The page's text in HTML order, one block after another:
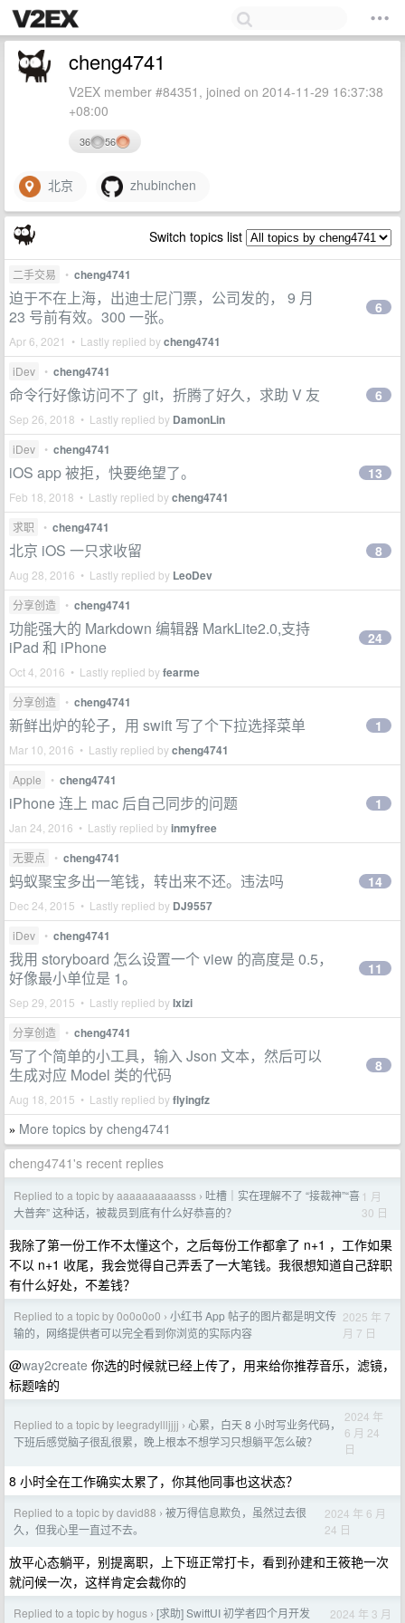
cheng4741
V2EX member #84351, joined on 2014-11-29 16:37:38
+08:00
36 56
北京 zhubinchen
Switch topics list
二手交易 • cheng4741
迫于不在上海，出迪士尼门票，公司发的， 9 月
23 号前有效。300 一张。
Apr 6, 2021 • Lastly replied bycheng4741
6
iDev • cheng4741
命令行好像访问不了 git，折腾了好久，求助 V 友
Sep 26, 2018 • Lastly replied by DamonLin
6
iDev • cheng4741
iOS app 被拒，快要绝望了。
Feb 18, 2018 • Lastly replied bycheng4741
13
求职 • cheng4741
北京 iOS 一只求收留
Aug 28, 2016 • Lastly replied by LeoDev
8
分享创造 • cheng4741
功能强大的 Markdown 编辑器 MarkLite2.0,支持
iPad 和 iPhone
Oct 4, 2016 • Lastly replied byfearme
24
分享创造 • cheng4741
新鲜出炉的轮子，用 swift 写了个下拉选择菜单
Mar 10, 2016 • Lastly replied bycheng4741
1
Apple • cheng4741
iPhone 连上 mac 后自己同步的问题
Jan 24, 2016 • Lastly replied byinmyfree
1
无要点 • cheng4741
蚂蚁聚宝多出一笔钱，转出来不还。违法吗
Dec 24, 2015 • Lastly replied by DJ9557
14
iDev • cheng4741
我用 storyboard 怎么设置一个 view 的高度是 0.5，
好像最小单位是 1。
Sep 29, 2015 • Lastly replied byIxizi
11
分享创造 • cheng4741
写了个简单的小工具，输入 Json 文本，然后可以
生成对应 Model 类的代码
Aug 18, 2015 • Lastly replied byflyingfz
8
» More topics by cheng4741
cheng4741's recent replies
Replied to a topic by aaaaaaaaaasss › 吐槽｜实在理解不了 “接裁神”“喜
大普奔” 这种话，被裁员到底有什么好恭喜的？
1 月
30 日
我除了第一份工作不太懂这个，之后每份工作都拿了 n+1 ，工作如果
不以 n+1 收尾，我会觉得自己弄丢了一大笔钱。我很想知道自己辞职
有什么好处，不差钱？
Replied to a topic by 0o0o0o0 › 小红书 App 帖子的图片都是明文传
输的，网络提供者可以完全看到你浏览的实际内容
2025 年 7
月 7 日
@way2create 你选的时候就已经上传了，用来给你推荐音乐，滤镜，
标题啥的
Replied to a topic by leegradyllljjjj › 心累，白天 8 小时写业务代码，
下班后感觉脑子很乱很累，晚上根本不想学习只想躺平怎么破？
2024 年
6 月 24
日
8 小时全在工作确实太累了，你其他同事也这状态？
Replied to a topic by david88 › 被万得信息欺负，虽然过去很
久，但我心里一直过不去。
2024 年 6 月
24 日
放平心态躺平，别提离职，上下班正常打卡，看到孙建和王筱艳一次
就问候一次，这样肯定会裁你的
Replied to a topic by hogus › [求助] SwiftUI 初学者四个月开发
2024 年 3 月